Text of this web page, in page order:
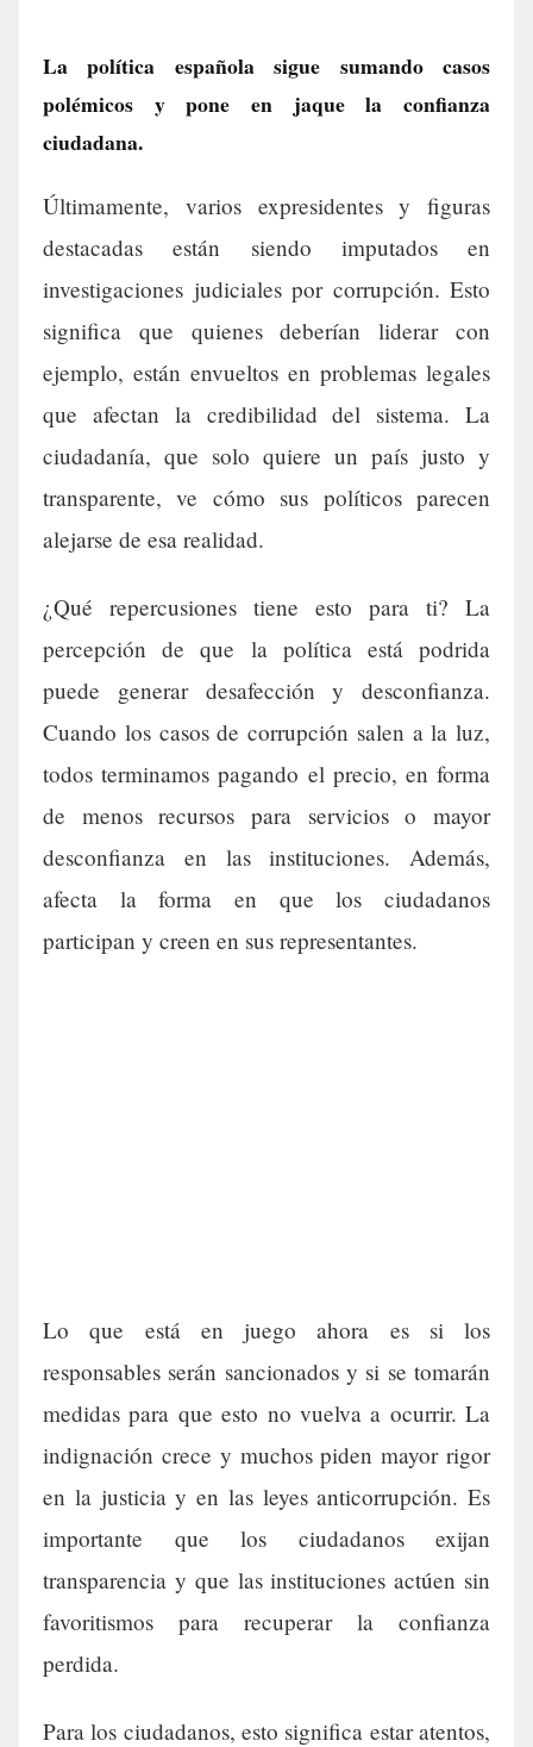
La política española sigue sumando casos
polémicos y pone en jaque la confianza
ciudadana.
Últimamente, varios expresidentes y figuras
destacadas están siendo imputados en
investigaciones judiciales por corrupción. Esto
significa que quienes deberían liderar con
ejemplo, están envueltos en problemas legales
que afectan la credibilidad del sistema. La
ciudadanía, que solo quiere un país justo y
transparente, ve cómo sus políticos parecen
alejarse de esa realidad.
¿Qué repercusiones tiene esto para ti? La
percepción de que la política está podrida
puede generar desafección y desconfianza.
Cuando los casos de corrupción salen a la luz,
todos terminamos pagando el precio, en forma
de menos recursos para servicios o mayor
desconfianza en las instituciones. Además,
afecta la forma en que los ciudadanos
participan y creen en sus representantes.
Lo que está en juego ahora es si los
responsables serán sancionados y si se tomarán
medidas para que esto no vuelva a ocurrir. La
indignación crece y muchos piden mayor rigor
en la justicia y en las leyes anticorrupción. Es
importante que los ciudadanos exijan
transparencia y que las instituciones actúen sin
favoritismos para recuperar la confianza
perdida.
Para los ciudadanos, esto significa estar atentos,